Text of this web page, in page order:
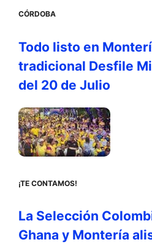
CÓRDOBA
Todo listo en
tradicional Desfile
del 20 de Julio
¡TE CONTAMOS!
La Selección
Ghana y Montería